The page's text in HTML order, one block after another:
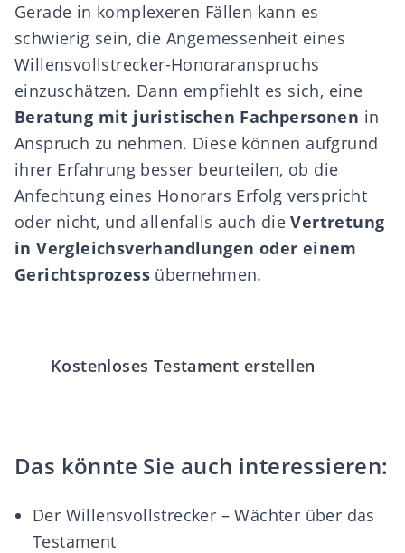
Gerade in komplexeren Fällen kann es
schwierig sein, die Angemessenheit eines
Willensvollstrecker-Honoraranspruchs
einzuschätzen. Dann empfiehlt es sich, eine
Beratung mit juristischen Fachpersonen in
Anspruch zu nehmen. Diese können aufgrund
ihrer Erfahrung besser beurteilen, ob die
Anfechtung eines Honorars Erfolg verspricht
oder nicht, und allenfalls auch dieVertretung
in Vergleichsverhandlungen oder einem
Gerichtsprozess übernehmen.
Kostenloses Testament erstellen
Das könnte Sie auch interessieren:
Der Willensvollstrecker – Wächter über das
Testament